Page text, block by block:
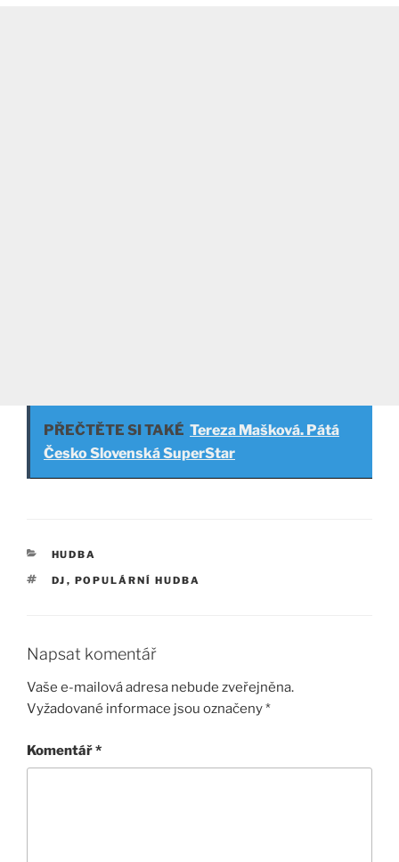
PŘEČTĚTE SI TAKÉ Tereza Mašková. Pátá
Česko Slovenská SuperStar
RUBRIKY
HUDBA
ŠTÍTKY
DJ , POPULÁRNÍ HUDBA
Napsat komentář
Vaše e-mailová adresa nebude zveřejněna.
Vyžadované informace jsou označeny*
Komentář*